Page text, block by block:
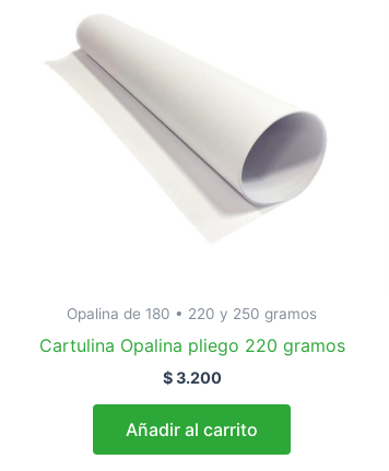
Opalina de 180 • 220 y 250 gramos
Cartulina Opalina pliego 220 gramos
$3.200
Añadir al carrito